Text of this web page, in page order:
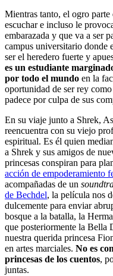
Mientras tanto, el ogro
escuchar e incluso le
embarazada y que va a ser
campus universitario donde
ser el heredero fuerte y
es un estudiante
por todo el mundo en la
oportunidad de ser rey
padece por culpa de sus
En su viaje junto a Shrek,
reencuentra con su viejo
espiritual. Es él quien
a Shrek y sus amigos de
princesas conspiran para
acción de empoderamiento
acompañadas de un
de Bechdel, la película nos
dulcemente para enviar
bosque a la batalla, la
que posteriormente la Bella
nuestra querida princesa
en artes marciales. No es
princesas de los cuentos,
juntas.